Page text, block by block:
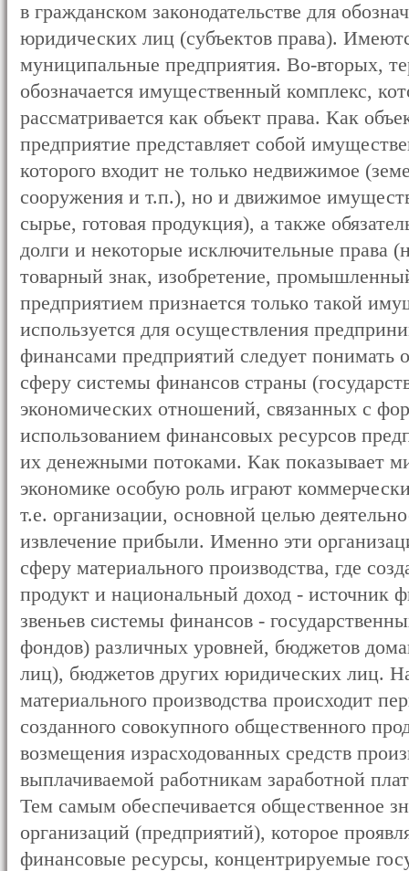
в гражданском законодательстве для
юридических лиц (субъектов права).
муниципальные предприятия. Во-вторых,
обозначается имущественный комплекс,
рассматривается как объект права. Как
предприятие представляет собой
которого входит не только недвижимое
сооружения и т.п.), но и движимое
сырье, готовая продукция), а также
долги и некоторые исключительные права
товарный знак, изобретение,
предприятием признается только такой
используется для осуществления
финансами предприятий следует понимать
сферу системы финансов страны
экономических отношений, связанных с
использованием финансовых ресурсов
их денежными потоками. Как показывает
экономике особую роль играют
т.е. организации, основной целью
извлечение прибыли. Именно эти
сферу материального производства, где
продукт и национальный доход - источник
звеньев системы финансов -
фондов) различных уровней, бюджетов
лиц), бюджетов других юридических лиц.
материального производства происходит
созданного совокупного общественного
возмещения израсходованных средств
выплачиваемой работникам заработной
Тем самым обеспечивается общественное
организаций (предприятий), которое
финансовые ресурсы, концентрируемые